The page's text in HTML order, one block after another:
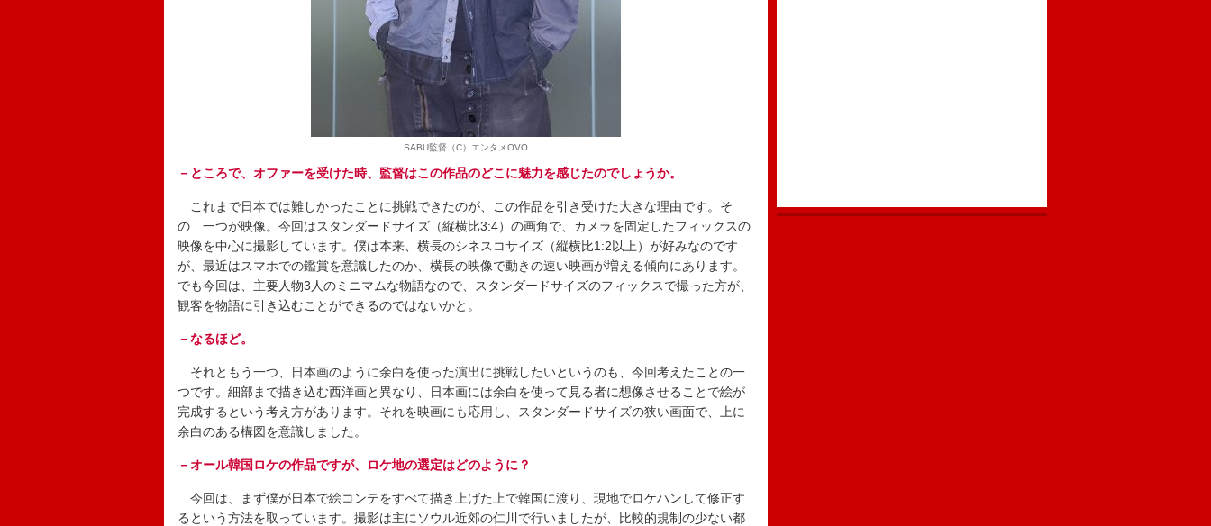
SABU監督（C）エンタメOVO
－ところで、オファーを受けた時、監督はこの作品のどこに魅力を感じたのでしょうか。
これまで日本では難しかったことに挑戦できたのが、この作品を引き受けた大きな理由です。そ
の 一つが映像。今回はスタンダードサイズ（縦横比3:4）の画角で、カメラを固定したフィックスの
映像を中心に撮影しています。僕は本来、横長のシネスコサイズ（縦横比1:2以上）が好みなのです
が、最近はスマホでの鑑賞を意識したのか、横長の映像で動きの速い映画が増える傾向にあります。
でも今回は、主要人物3人のミニマムな物語なので、スタンダードサイズのフィックスで撮った方が、
観客を物語に引き込むことができるのではないかと。
－なるほど。
それともう一つ、日本画のように余白を使った演出に挑戦したいというのも、今回考えたことの一
つです。細部まで描き込む西洋画と異なり、日本画には余白を使って見る者に想像させることで絵が
完成するという考え方があります。それを映画にも応用し、スタンダードサイズの狭い画面で、上に
余白のある構図を意識しました。
－オール韓国ロケの作品ですが、ロケ地の選定はどのように？
今回は、まず僕が日本で絵コンテをすべて描き上げた上で韓国に渡り、現地でロケハンして修正す
るという方法を取っています。撮影は主にソウル近郊の仁川で行いましたが、比較的規制の少ない都